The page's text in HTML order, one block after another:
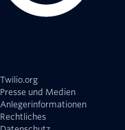
Twilio.org
Presse und Medien
Anlegerinformationen
Rechtliches